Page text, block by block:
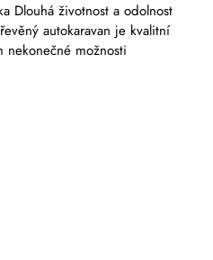
Dlouhá životnost a odolnost
autokaravan je kvalitní
nekonečné možnosti